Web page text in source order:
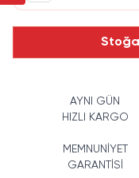
AYNI GÜN
HIZLI KARGO
MEMNUNİYET
GARANTİSİ